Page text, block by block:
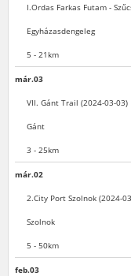
I.Ordas Farkas Futam -
Egyházasdengeleg
5 - 21km
már.03
VII. Gánt Trail (2024-03-03)
Gánt
3 - 25km
már.02
2.City Port Szolnok (2024-
Szolnok
5 - 50km
feb.03